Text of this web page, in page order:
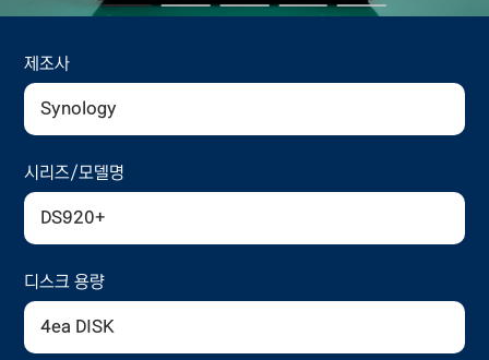
제조사
Synology
시리즈/모델명
DS920+
디스크 용량
4ea DISK